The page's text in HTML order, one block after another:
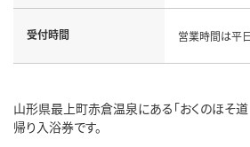
受付時間 営業時間は平
山形県最上町赤倉温泉にある「おくのほそ
帰り入浴券です。